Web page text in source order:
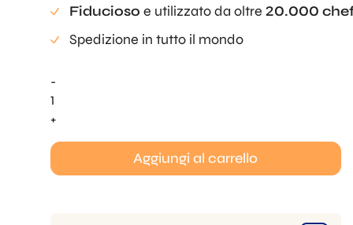
Fiducioso e utilizzato da oltre 20.000
Spedizione in tutto il mondo
-
Quantità
del
placcatura
+
Aggiungi al carrello